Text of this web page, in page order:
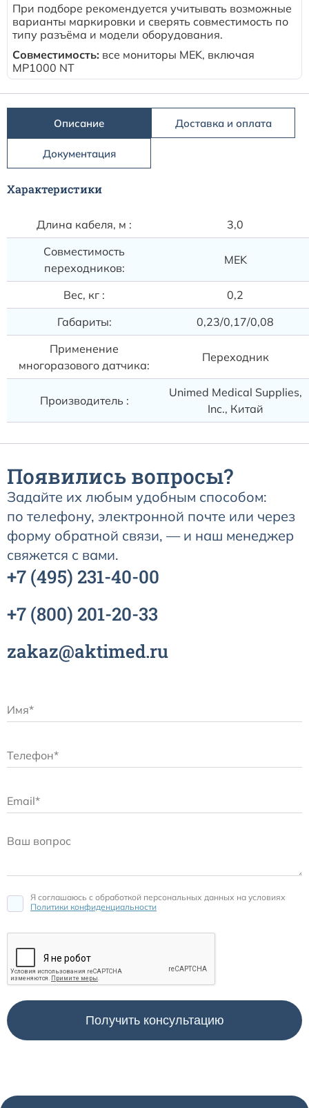
При подборе рекомендуется учитывать возможные
варианты маркировки и сверять совместимость по
типу разъёма и модели оборудования.
Совместимость: все мониторы MEK, включая
MP1000 NT
Описание Доставка и оплата
Документация
Характеристики
Длина кабеля, м :
3,0
Совместимость
переходников:
MEK
Вес, кг :
0,2
Габариты:
0,23/0,17/0,08
Применение
многоразового датчика:
Переходник
Производитель :
Unimed Medical Supplies,
Inc., Китай
Появились вопросы?
Задайте их любым удобным способом:
по телефону, электронной почте или через
форму обратной связи, — и наш менеджер
свяжется с вами.
+7 (495) 231-40-00
+7 (800) 201-20-33
zakaz@aktimed.ru
Я соглашаюсь c обработкой персональных данных на условиях
Политики конфиденциальности
Расходные материалы к аппаратам ИВЛ Mindray
Расходные материалы к аппаратам ИВЛ Drager
Расходные материалы к аппаратам Comen
Расходные материалы к аппаратам Philips